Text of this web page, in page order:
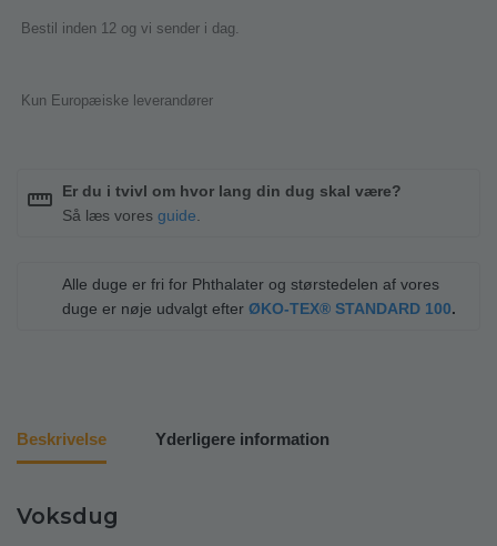
Bestil inden 12 og vi sender i dag.
Kun Europæiske leverandører
straighten
Er du i tvivl om hvor lang din dug skal være?
Så læs vores guide
Alle duge er fri for Phthalater og størstedelen af vores
duge er nøje udvalgt efter ØKO-TEX® STANDARD 100.
Beskrivelse Yderligere information
Voksdug